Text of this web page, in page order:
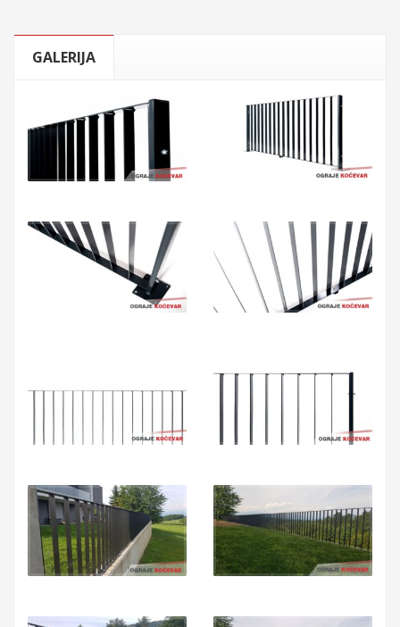
GALERIJA